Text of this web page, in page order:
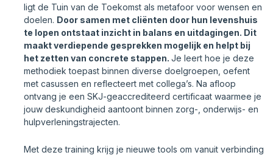
ligt de Tuin van de Toekomst als metafoor voor wensen en
doelen. Door samen met cliënten door hun levenshuis
te lopen ontstaat inzicht in balans en uitdagingen. Dit
maakt verdiepende gesprekken mogelijk en helpt bij
het zetten van concrete stappen. Je leert hoe je deze
methodiek toepast binnen diverse doelgroepen, oefent
met casussen en reflecteert met collega’s. Na afloop
ontvang je een SKJ-geaccrediteerd certificaat waarmee je
jouw deskundigheid aantoont binnen zorg-, onderwijs- en
hulpverleningstrajecten.
Met deze training krijg je nieuwe tools om vanuit verbinding